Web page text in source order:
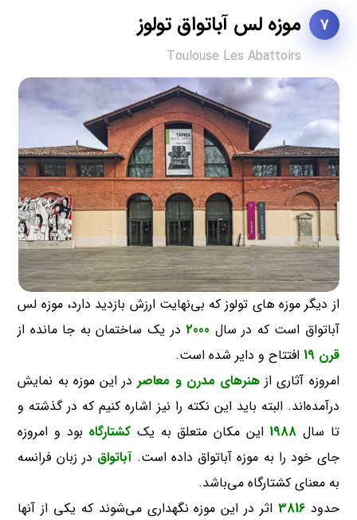
7 موزه لس آباتواق تولوز
Toulouse Les Abattoirs
از دیگر موزه های تولوز که بی‌نهایت ارزش بازدید دارد، موزه لس
آباتواق است که در سال 2000 در یک ساختمان به جا مانده از
قرن 19
افتتاح و دایر شده است.
امروزه آثاری از هنرهای مدرن و معاصردر این موزه به نمایش
درآمده‌اند. البته باید این نکته را نیز اشاره کنیم که در گذشته و
تا سال 1988 این مکان متعلق به یک کشتارگاه بود و امروزه
جای خود را به موزه آباتواق داده است.آباتواق در زبان فرانسه
به معنای کشتارگاه می‌باشد.
حدود3816 اثر در این موزه نگهداری می‌شوند که یکی از آنها